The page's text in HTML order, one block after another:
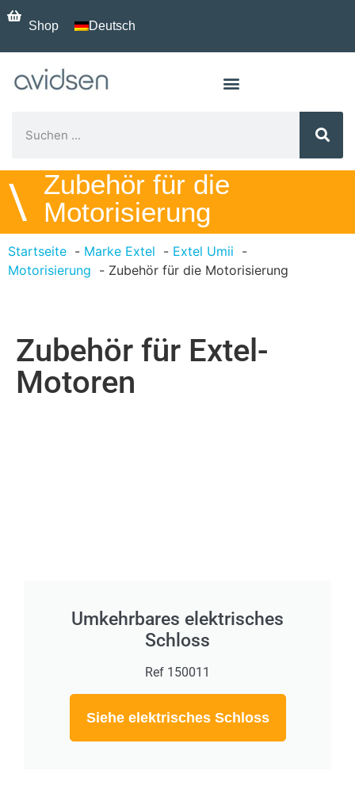
Shop Deutsch
\ Zubehör für die
Motorisierung
Startseite Marke Extel
Extel Umii
Motorisierung
Zubehör für die Motorisierung
Zubehör für Extel-
Motoren
Umkehrbares elektrisches
Schloss
Ref 150011
Siehe elektrisches Schloss